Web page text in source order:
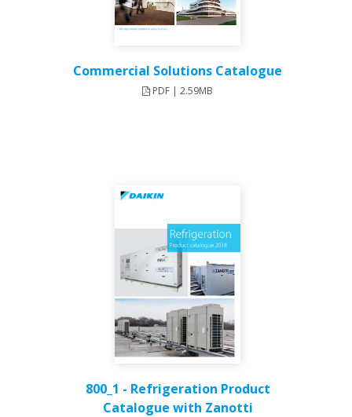
Commercial Solutions Catalogue
PDF | 2.59MB
800_1 - Refrigeration Product
Catalogue with Zanotti